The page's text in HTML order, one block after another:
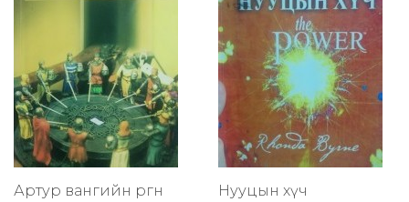
Артур вангийн өргөөнөө Нууцын хүч